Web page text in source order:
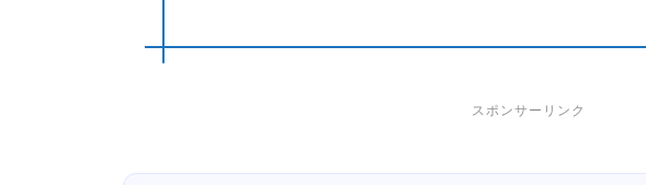
スポンサーリンク